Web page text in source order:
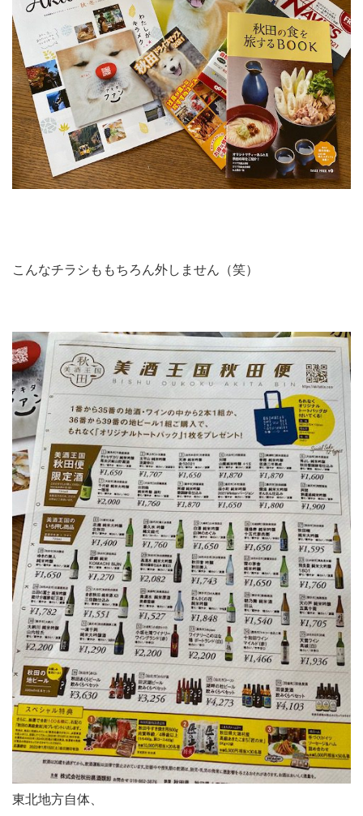
こんなチラシももちろん外しません（笑）
東北地方自体、